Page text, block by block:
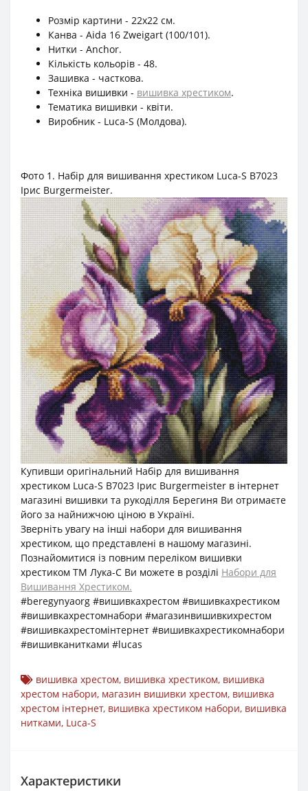
Розмір картини - 22x22 см.
Канва - Aida 16 Zweigart (100/101).
Нитки - Anchor.
Кількість кольорів - 48.
Зашивка - часткова.
Техніка вишивки - вишивка хрестиком.
Тематика вишивки - квіти.
Виробник - Luca-S (Молдова).
Фото 1. Набір для вишивання хрестиком Luca-S B7023
Ірис Burgermeister.
Купивши оригінальний Набір для вишивання
хрестиком Luca-S B7023 Ірис Burgermeister в інтернет
магазині вишивки та рукоділля Берегиня Ви отримаєте
його за найнижчою ціною в Україні.
Зверніть увагу на інші набори для вишивання
хрестиком, що представлені в нашому магазині.
Познайомитися із повним переліком вишивки
хрестиком ТМ Лука-С Ви можете в розділі Набори для
Вишивання Хрестиком.
#beregynyaorg #вишивкахрестом #вишивкахрестиком
#вишивкахрестомнабори #магазинвишивкихрестом
#вишивкахрестомінтернет #вишивкахрестикомнабори
#вишивканитками #lucas
вишивка хрестом, вишивка хрестиком, вишивка
хрестом набори, магазин вишивки хрестом, вишивка
хрестом інтернет, вишивка хрестиком набори, вишивка
нитками, Luca-S
Характеристики